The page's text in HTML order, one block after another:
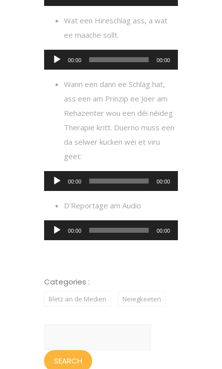
Player
Wat een Hireschlag ass, a wat
ee maache sollt.
Audio
Player
00:00 00:00
Wann een dann ee Schlag hat,
ass een am Prinzip ee Joer am
Rehazenter wou een déi néideg
Therapië kritt. Duerno muss een
da selwer kucken wéi et viru
geet:
Audio
Player
00:00 00:00
D’Reportage am Audio
Audio
Player
00:00 00:00
Categories :
Blëtz an de Medien Neiegkeeten